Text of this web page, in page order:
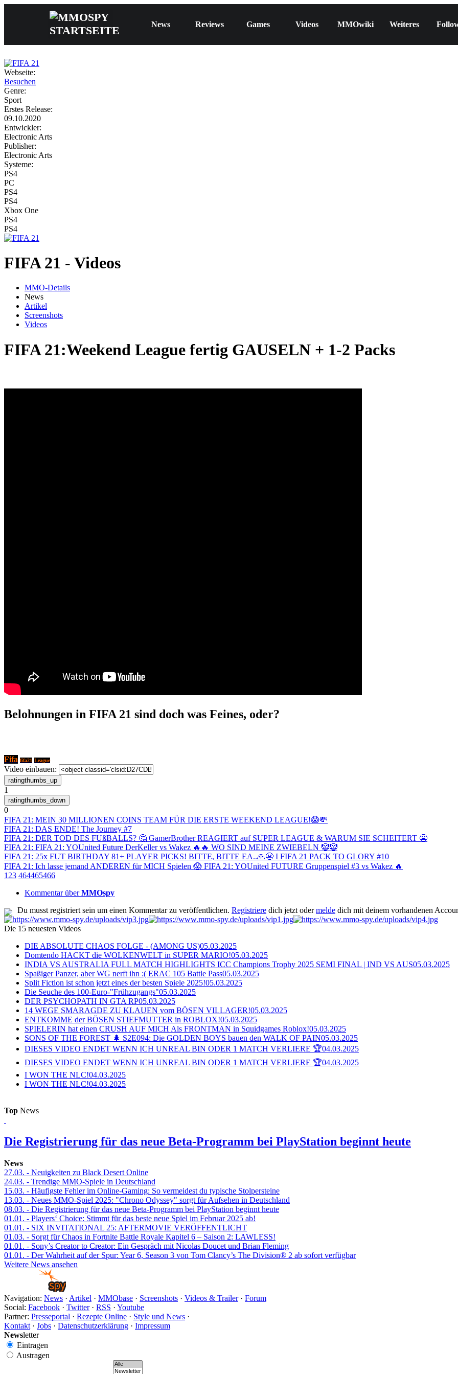
News Reviews Games Videos MMOwiki Weiteres
Webseite:
Besuchen
Genre:
Sport
Erstes Release:
09.10.2020
Entwickler:
Electronic Arts
Publisher:
Electronic Arts
Systeme:
PS4
PC
PS4
PS4
Xbox One
PS4
PS4
FIFA 21 - Videos
MMO-Details
News
Artikel
Screenshots
Videos
FIFA 21:Weekend League fertig GAUSELN + 1-2 Packs
Belohnungen in FIFA 21 sind doch was Feines, oder?
Fifa fifa21 League
Video einbauen:
1
0
FIFA 21: MEIN 30 MILLIONEN COINS TEAM FÜR DIE ERSTE WEEKEND LEAGUE!😱💸
FIFA 21: DAS ENDE! The Journey #7
FIFA 21: DER TOD DES FUßBALLS? 🤔 GamerBrother REAGIERT auf SUPER LEAGUE & WARUM SIE SCHEITERT 😬
FIFA 21: FIFA 21: YOUnited Future DerKeller vs Wakez 🔥🔥 WO SIND MEINE ZWIEBELN 🤡🤡
FIFA 21: 25x FUT BIRTHDAY 81+ PLAYER PICKS! BITTE, BITTE EA..🙏😬 I FIFA 21 PACK TO GLORY #10
FIFA 21: Ich lasse jemand ANDEREN für MICH Spielen 😱 FIFA 21: YOUnited FUTURE Gruppenspiel #3 vs Wakez 🔥
1 23 464465466
Kommentar überMMOspy
Du musst registriert sein um einen Kommentar zu veröffentlichen. Registriere dich jetzt odermelde dich mit deinem vorhandenen
Die 15 neuesten Videos
DIE ABSOLUTE CHAOS FOLGE - (AMONG US)05.03.2025
Domtendo HACKT die WOLKENWELT in SUPER MARIO!05.03.2025
INDIA VS AUSTRALIA FULL MATCH HIGHLIGHTS ICC Champions Trophy 2025 SEMI FINAL | IND VS AUS05.03.2025
Spaßiger Panzer, aber WG nerft ihn :( ERAC 105 Battle Pass05.03.2025
Split Fiction ist schon jetzt eines der besten Spiele 2025!05.03.2025
Die Seuche des 100-Euro-"Frühzugangs"05.03.2025
DER PSYCHOPATH IN GTA RP05.03.2025
14 WEGE SMARAGDE ZU KLAUEN vom BÖSEN VILLAGER!05.03.2025
ENTKOMME der BÖSEN STIEFMUTTER in ROBLOX!05.03.2025
SPIELERIN hat einen CRUSH AUF MICH Als FRONTMAN in Squidgames Roblox!05.03.2025
SONS OF THE FOREST 🌲 S2E094: Die GOLDEN BOYS bauen den WALK OF PAIN05.03.2025
DIESES VIDEO ENDET WENN ICH UNREAL BIN ODER 1 MATCH VERLIERE 🏆04.03.2025
DIESES VIDEO ENDET WENN ICH UNREAL BIN ODER 1 MATCH VERLIERE 🏆04.03.2025
I WON THE NLC!04.03.2025
I WON THE NLC!04.03.2025
Top News
Die Registrierung für das neue Beta-Programm bei PlayStation beginnt heute
News
27.03. - Neuigkeiten zu Black Desert Online
24.03. - Trendige MMO-Spiele in Deutschland
15.03. - Häufigste Fehler im Online-Gaming: So vermeidest du typische Stolpersteine
13.03. - Neues MMO-Spiel 2025: "Chrono Odyssey" sorgt für Aufsehen in Deutschland
08.03. - Die Registrierung für das neue Beta-Programm bei PlayStation beginnt heute
01.01. - Players‘ Choice: Stimmt für das beste neue Spiel im Februar 2025 ab!
01.01. - SIX INVITATIONAL 25: AFTERMOVIE VERÖFFENTLICHT
01.03. - Sorgt für Chaos in Fortnite Battle Royale Kapitel 6 – Saison 2: LAWLESS!
01.01. - Sony’s Creator to Creator: Ein Gespräch mit Nicolas Doucet und Brian Fleming
01.01. - Der Wahrheit auf der Spur: Year 6, Season 3 von Tom Clancy’s The Division® 2 ab sofort verfügbar
Weitere News ansehen
Navigation: News · Artikel · MMObase · Screenshots · Videos & Trailer· Forum
Social: Facebook · Twitter· RSS · Youtube
Partner: Presseportal · Rezepte Online · Style und News ·
Kontakt · Jobs · Datenschutzerklärung · Impressum
Newsletter
Eintragen
Austragen